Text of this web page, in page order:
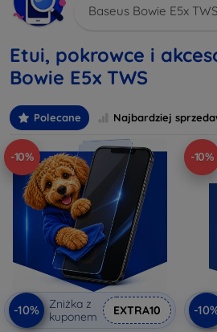
Baseus Bowie E5x TWS
Etui, pokrowce i
Bowie E5x TWS
Polecane Najbardziej
-10%
-10%
Zniżka z
kuponem
EXTRA10
-10%
-